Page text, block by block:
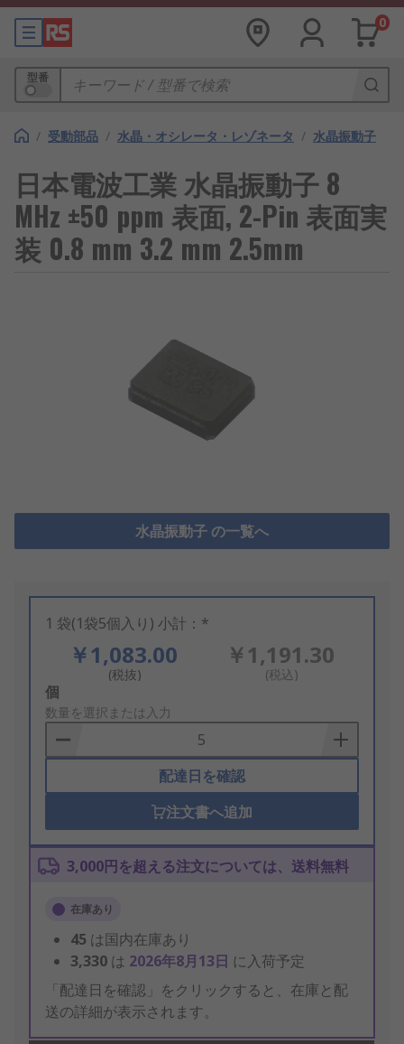
0
型番
/ 受動部品 / 水晶・オシレータ・レゾネータ / 水晶振動子
日本電波工業 水晶振動子 8
MHz ±50 ppm 表面, 2-Pin 表面実
装 0.8 mm 3.2 mm 2.5mm
水晶振動子 の一覧へ
1 袋(1袋5個入り) 小計：*
￥1,083.00
(税抜)
￥1,191.30
(税込)
Add
to
Basket
個
数量を選択または入力
配達日を確認
注文書へ追加
3,000円を超える注文については、送料無料
在庫あり
45 は国内在庫あり
3,330 は 2026年8月13日 に入荷予定
「配達日を確認」をクリックすると、在庫と配
送の詳細が表示されます。